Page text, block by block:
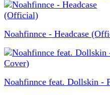
Noahfinnce - Headcase
Noahfinnce feat. Dollskin -